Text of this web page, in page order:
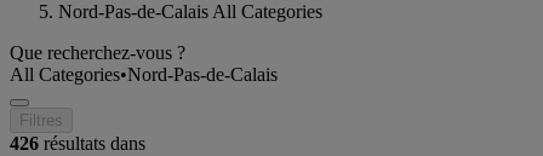
Nord-Pas-de-Calais All Categories
Que recherchez-vous ?
All Categories•Nord-Pas-de-Calais
Filtres
426 résultats dans